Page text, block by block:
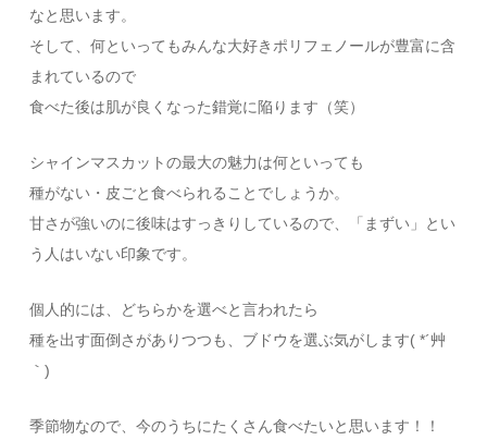
なと思います。
そして、何といってもみんな大好きポリフェノールが豊富に含
まれているので
食べた後は肌が良くなった錯覚に陥ります（笑）
シャインマスカットの最大の魅力は何といっても
種がない・皮ごと食べられることでしょうか。
甘さが強いのに後味はすっきりしているので、「まずい」とい
う人はいない印象です。
個人的には、どちらかを選べと言われたら
種を出す面倒さがありつつも、ブドウを選ぶ気がします( *´艸
｀)
季節物なので、今のうちにたくさん食べたいと思います！！